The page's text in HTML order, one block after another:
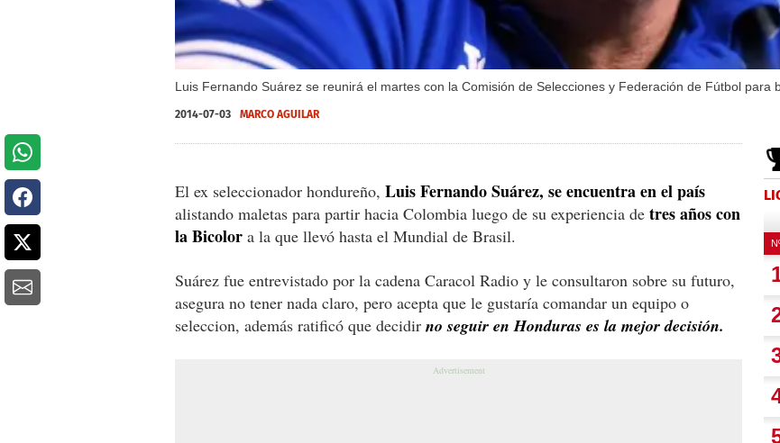
Luis Fernando Suárez se reunirá el martes con la Comisión de Selecciones y Federación de Fútbol para
2014-07-03 MARCO AGUILAR
El ex seleccionador hondureño, Luis Fernando Suárez, se encuentra en el país
alistando maletas para partir hacia Colombia luego de su experiencia de tres años con
la Bicolor a la que llevó hasta el Mundial de Brasil.
Suárez fue entrevistado por la cadena Caracol Radio y le consultaron sobre su futuro,
asegura no tener nada claro, pero acepta que le gustaría comandar un equipo o
seleccion, además ratificó que decidir no seguir en Honduras es la mejor decisión.